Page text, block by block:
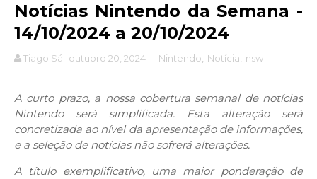
Notícias Nintendo da Semana -
14/10/2024 a 20/10/2024
Tiago Sá outubro 20, 2024 - Nintendo Notícia nsw
A curto prazo, a nossa cobertura semanal de notícias
Nintendo será simplificada. Esta alteração será
concretizada ao nível da apresentação de informações,
e a seleção de notícias não sofrerá alterações.
A título exemplificativo, uma maior ponderação de